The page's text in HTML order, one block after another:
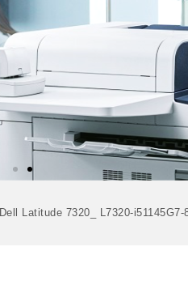
Dell Latitude 7320_ L7320-i51145G7-